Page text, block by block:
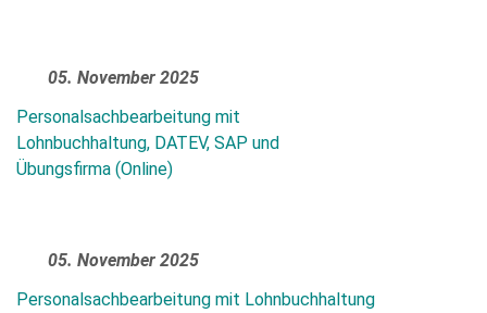
05. November 2025
Personalsachbearbeitung mit
Lohnbuchhaltung, DATEV, SAP und
Übungsfirma (Online)
05. November 2025
Personalsachbearbeitung mit Lohnbuchhaltung